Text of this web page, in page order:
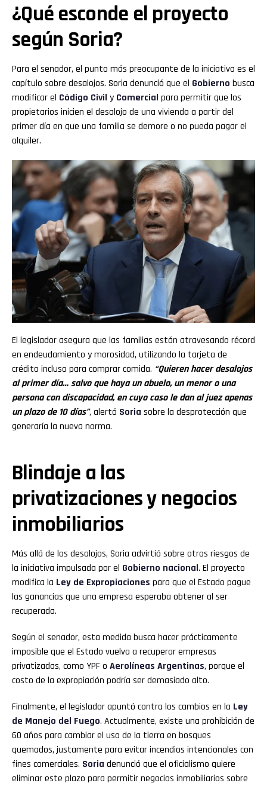
¿Qué esconde el proyecto
según Soria?
Para el senador, el punto más preocupante de la iniciativa es el
capítulo sobre desalojos. Soria denunció que el Gobierno busca
modificar el Código Civil y Comercial para permitir que los
propietarios inicien el desalojo de una vivienda a partir del
primer día en que una familia se demore o no pueda pagar el
alquiler.
El legislador asegura que las familias están atravesando récord
en endeudamiento y morosidad, utilizando la tarjeta de
crédito incluso para comprar comida. “Quieren hacer desalojos
al primer día… salvo que haya un abuelo, un menor o una
persona con discapacidad, en cuyo caso le dan al juez apenas
un plazo de 10 días”, alertó Soria sobre la desprotección que
generaría la nueva norma.
Blindaje a las
privatizaciones y negocios
inmobiliarios
Más allá de los desalojos, Soria advirtió sobre otros riesgos de
la iniciativa impulsada por el Gobierno nacional. El proyecto
modifica la Ley de Expropiaciones para que el Estado pague
las ganancias que una empresa esperaba obtener al ser
recuperada.
Según el senador, esta medida busca hacer prácticamente
imposible que el Estado vuelva a recuperar empresas
privatizadas, como YPF o Aerolíneas Argentinas, porque el
costo de la expropiación podría ser demasiado alto.
Finalmente, el legislador apuntó contra los cambios en la Ley
de Manejo del Fuego. Actualmente, existe una prohibición de
60 años para cambiar el uso de la tierra en bosques
quemados, justamente para evitar incendios intencionales con
fines comerciales. Soria denunció que el oficialismo quiere
eliminar este plazo para permitir negocios inmobiliarios sobre